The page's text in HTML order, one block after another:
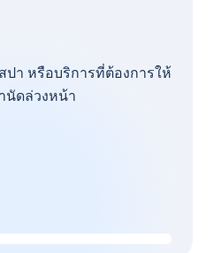
ปา หรือบริการที่ต้องการให้
นัดล่วงหน้า